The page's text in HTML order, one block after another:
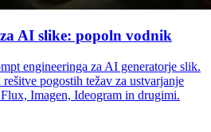
AI slike: popoln vodnik
engineeringa za AI generatorje slik.
pogostih težav za ustvarjanje
Imagen, Ideogram in drugimi.